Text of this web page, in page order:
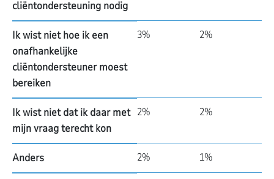
cliëntondersteuning nodig
Ik wist niet hoe ik een
onafhankelijke
cliëntondersteuner moest
bereiken
3% 2%
Ik wist niet dat ik daar met
mijn vraag terecht kon
2% 2%
Anders 2% 1%